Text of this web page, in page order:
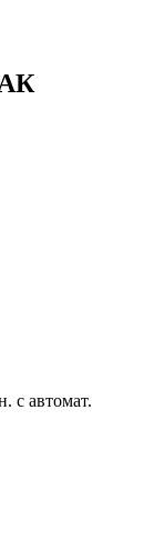
с автомат.